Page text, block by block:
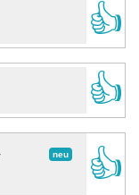
👍
👍
neu
👍